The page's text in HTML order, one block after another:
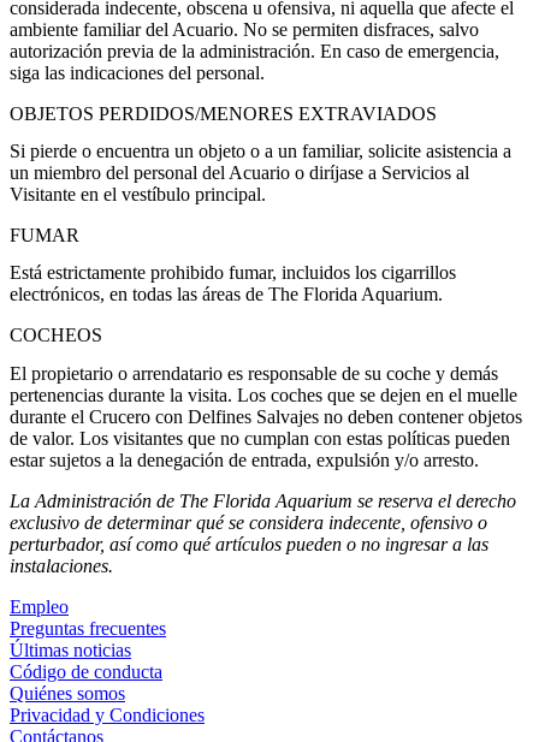
considerada indecente, obscena u ofensiva, ni aquella que afecte el
ambiente familiar del Acuario. No se permiten disfraces, salvo
autorización previa de la administración. En caso de emergencia,
siga las indicaciones del personal.
OBJETOS PERDIDOS/MENORES EXTRAVIADOS
Si pierde o encuentra un objeto o a un familiar, solicite asistencia a
un miembro del personal del Acuario o diríjase a Servicios al
Visitante en el vestíbulo principal.
FUMAR
Está estrictamente prohibido fumar, incluidos los cigarrillos
electrónicos, en todas las áreas de The Florida Aquarium.
COCHEOS
El propietario o arrendatario es responsable de su coche y demás
pertenencias durante la visita. Los coches que se dejen en el muelle
durante el Crucero con Delfines Salvajes no deben contener objetos
de valor. Los visitantes que no cumplan con estas políticas pueden
estar sujetos a la denegación de entrada, expulsión y/o arresto.
La Administración de The Florida Aquarium se reserva el derecho
exclusivo de determinar qué se considera indecente, ofensivo o
perturbador, así como qué artículos pueden o no ingresar a las
instalaciones.
Empleo
Preguntas frecuentes
Últimas noticias
Código de conducta
Quiénes somos
Privacidad y Condiciones
Contáctanos